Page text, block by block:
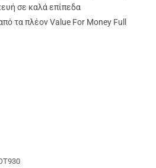
σε καλά επίπεδα
τα πλέον Value For Money Full